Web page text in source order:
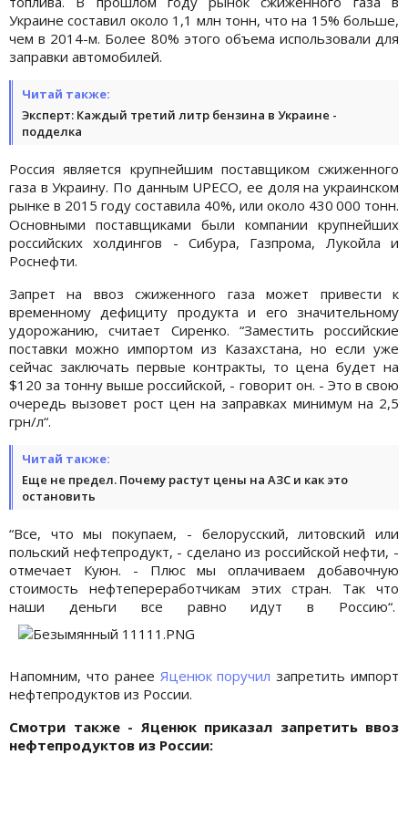
Украине составил около 1,1 млн тонн, что на 15% больше,
чем в 2014-м. Более 80% этого объема использовали для
заправки автомобилей.
Читай также:
Эксперт: Каждый третий литр бензина в Украине -
подделка
Россия является крупнейшим поставщиком сжиженного
газа в Украину. По данным UPECO, ее доля на украинском
рынке в 2015 году составила 40%, или около 430 000 тонн.
Основными поставщиками были компании крупнейших
российских холдингов - Сибура, Газпрома, Лукойла и
Роснефти.
Запрет на ввоз сжиженного газа может привести к
временному дефициту продукта и его значительному
удорожанию, считает Сиренко. “Заместить российские
поставки можно импортом из Казахстана, но если уже
сейчас заключать первые контракты, то цена будет на
$120 за тонну выше российской, - говорит он. - Это в свою
очередь вызовет рост цен на заправках минимум на 2,5
грн/л“.
Читай также:
Еще не предел. Почему растут цены на АЗС и как это
остановить
“Все, что мы покупаем, - белорусский, литовский или
польский нефтепродукт, - сделано из российской нефти, -
отмечает Куюн. - Плюс мы оплачиваем добавочную
стоимость нефтепереработчикам этих стран. Так что
наши деньги все равно идут в Россию“.
Напомним, что ранее Яценюк поручил запретить импорт
нефтепродуктов из России.
Смотри также - Яценюк приказал запретить ввоз
нефтепродуктов из России: